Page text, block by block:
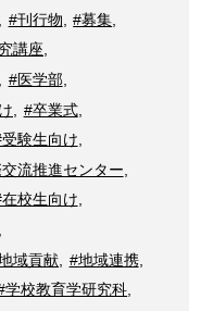
#刊行物 #募集
講座,
#医学部,
#卒業式,
験生向け
流推進センター
校生向け
域貢献, #地域連携,
学校教育学研究科